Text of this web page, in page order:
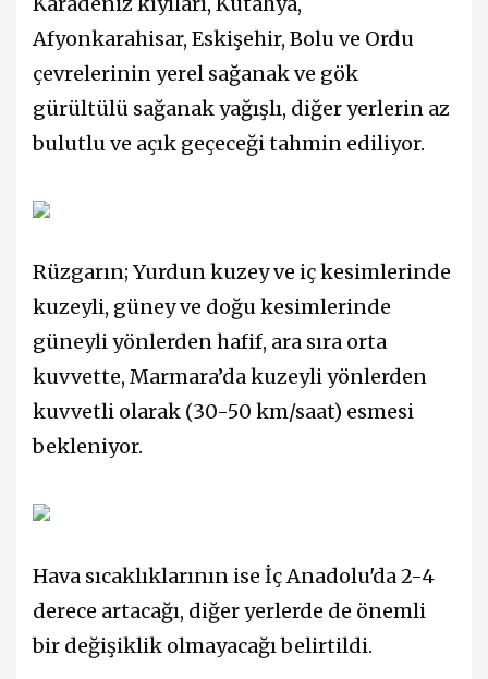
Afyonkarahisar, Eskişehir, Bolu ve Ordu
çevrelerinin yerel sağanak ve gök
gürültülü sağanak yağışlı, diğer yerlerin az
bulutlu ve açık geçeceği tahmin ediliyor.
Rüzgarın; Yurdun kuzey ve iç kesimlerinde
kuzeyli, güney ve doğu kesimlerinde
güneyli yönlerden hafif, ara sıra orta
kuvvette, Marmara’da kuzeyli yönlerden
kuvvetli olarak (30-50 km/saat) esmesi
bekleniyor.
Hava sıcaklıklarının ise İç Anadolu'da 2-4
derece artacağı, diğer yerlerde de önemli
bir değişiklik olmayacağı belirtildi.